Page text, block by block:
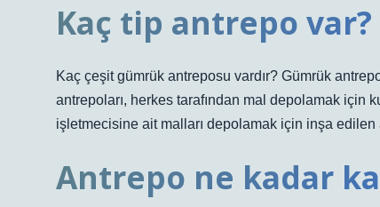
Kaç tip antrepo var?
Kaç çeşit gümrük antreposu vardır? Gümrük
antrepoları, herkes tarafından mal depolamak için
işletmecisine ait malları depolamak için inşa edilen
Antrepo ne kadar